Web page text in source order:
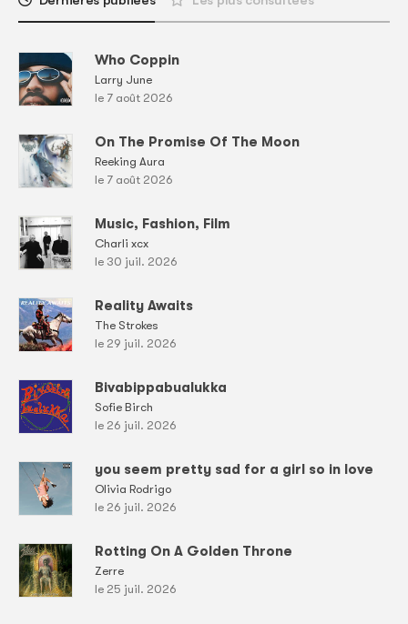
Who Coppin
Larry June
le 7 août 2026
On The Promise Of The Moon
Reeking Aura
le 7 août 2026
Music, Fashion, Film
Charli xcx
le 30 juil. 2026
Reality Awaits
The Strokes
le 29 juil. 2026
Bivabippabualukka
Sofie Birch
le 26 juil. 2026
you seem pretty sad for a girl so in love
Olivia Rodrigo
le 26 juil. 2026
Rotting On A Golden Throne
Zerre
le 25 juil. 2026